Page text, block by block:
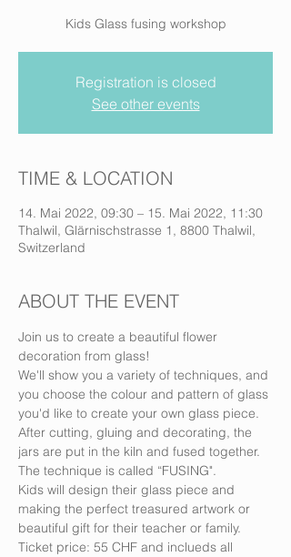
Kids Glass fusing workshop
Registration is closed
See other events
TIME & LOCATION
14. Mai 2022, 09:30 – 15. Mai 2022, 11:30
Thalwil, Glärnischstrasse 1, 8800 Thalwil,
Switzerland
ABOUT THE EVENT
Join us to create a beautiful flower
decoration from glass!
We'll show you a variety of techniques, and
you choose the colour and pattern of glass
you'd like to create your own glass piece.
After cutting, gluing and decorating, the
jars are put in the kiln and fused together.
The technique is called “FUSING".
Kids will design their glass piece and
making the perfect treasured artwork or
beautiful gift for their teacher or family.
Ticket price: 55 CHF and inclueds all